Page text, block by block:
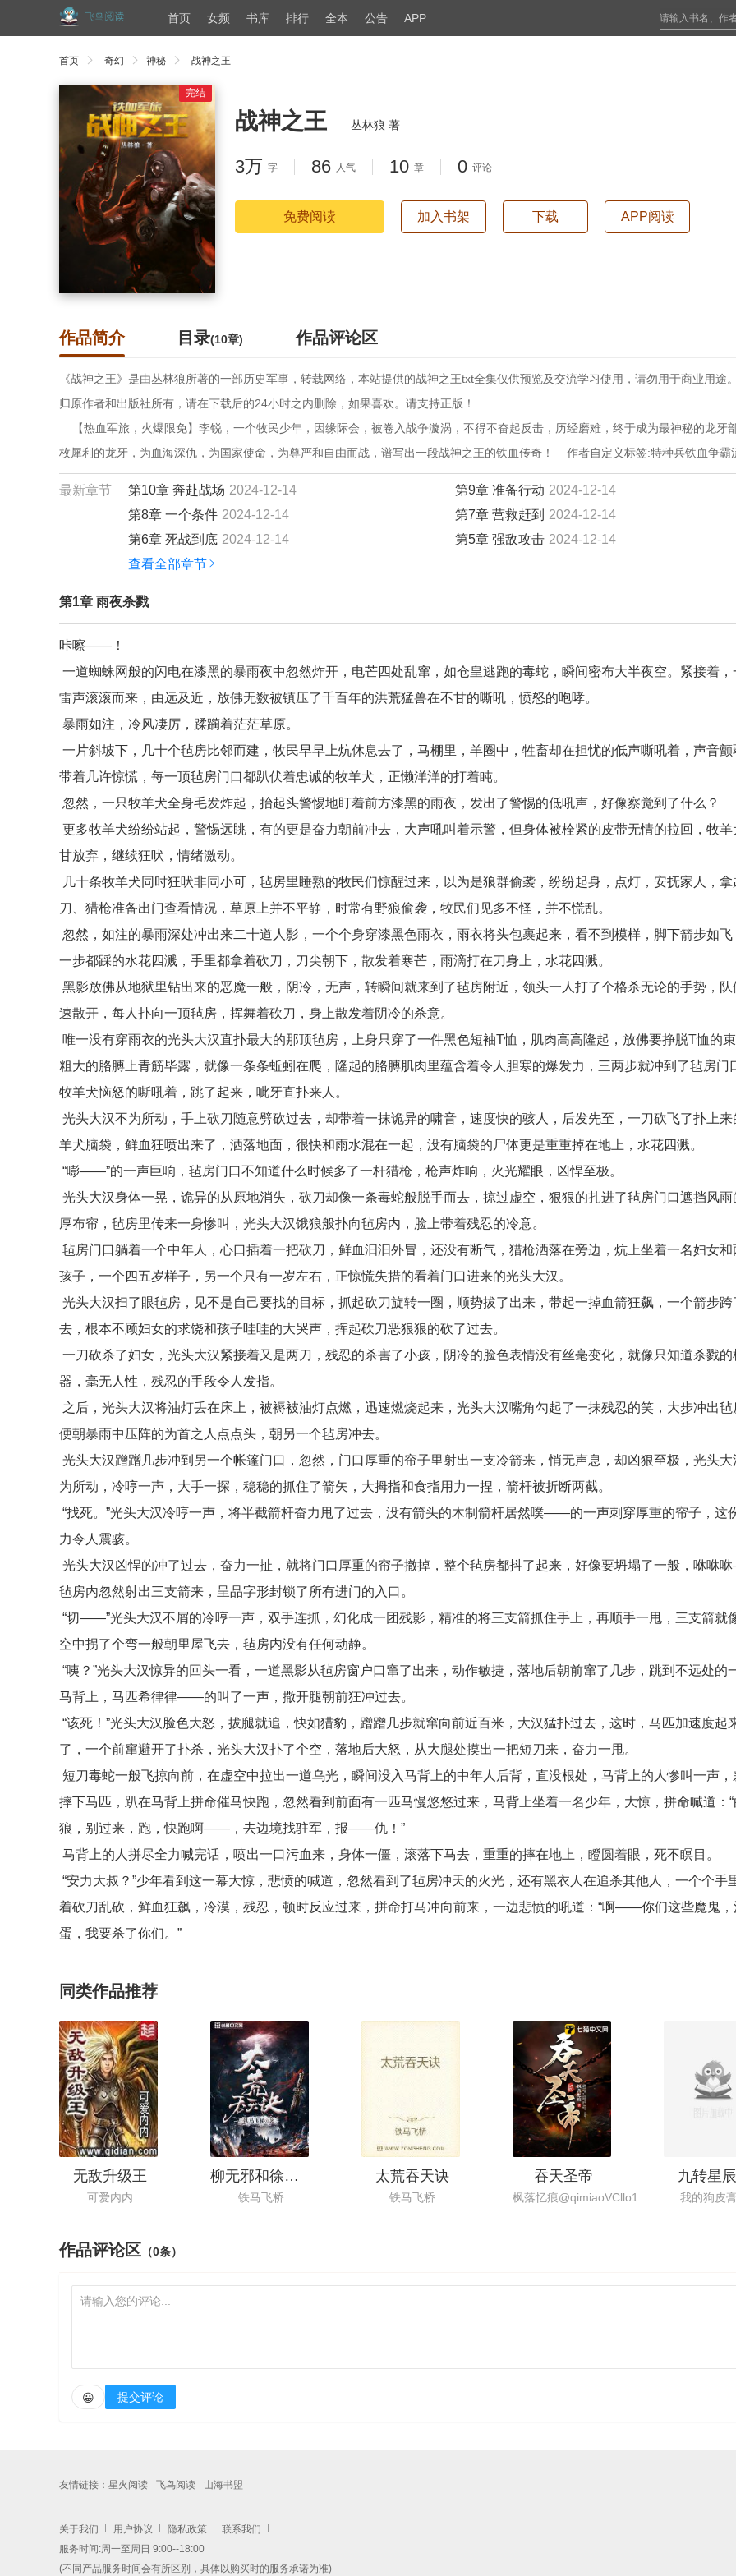
首页 女频 书库 排行 全本 公告 APP
首页 奇幻 神秘 战神之王
完结
战神之王 丛林狼 著
3万 字 86 人气 10 章 0 评论
免费阅读 加入书架 下载 APP阅读
作品简介 目录(10章) 作品评论区
《战神之王》是由丛林狼所著的一部历史军事，转载网络，本站提供的战神之王txt全集仅供预览及交流学习使用，请勿用于商业用途
归原作者和出版社所有，请在下载后的24小时之内删除，如果喜欢。请支持正版！
【热血军旅，火爆限免】李锐，一个牧民少年，因缘际会，被卷入战争漩涡，不得不奋起反击，历经磨难，终于成为最神秘的龙牙
枚犀利的龙牙，为血海深仇，为国家使命，为尊严和自由而战，谱写出一段战神之王的铁血传奇！    作者自定义标签:特种兵铁血争霸
最新章节 第10章 奔赴战场 2024-12-14 第9章 准备行动 2024-12-14
第8章 一个条件 2024-12-14 第7章 营救赶到 2024-12-14
第6章 死战到底 2024-12-14 第5章 强敌攻击 2024-12-14
查看全部章节
第1章 雨夜杀戮
咔嚓——！
一道蜘蛛网般的闪电在漆黑的暴雨夜中忽然炸开，电芒四处乱窜，如仓皇逃跑的毒蛇，瞬间密布大半夜空。紧接着，
雷声滚滚而来，由远及近，放佛无数被镇压了千百年的洪荒猛兽在不甘的嘶吼，愤怒的咆哮。
暴雨如注，冷风凄厉，蹂躏着茫茫草原。
一片斜坡下，几十个毡房比邻而建，牧民早早上炕休息去了，马棚里，羊圈中，牲畜却在担忧的低声嘶吼着，声音颤
带着几许惊慌，每一顶毡房门口都趴伏着忠诚的牧羊犬，正懒洋洋的打着盹。
忽然，一只牧羊犬全身毛发炸起，抬起头警惕地盯着前方漆黑的雨夜，发出了警惕的低吼声，好像察觉到了什么？
更多牧羊犬纷纷站起，警惕远眺，有的更是奋力朝前冲去，大声吼叫着示警，但身体被栓紧的皮带无情的拉回，牧羊
甘放弃，继续狂吠，情绪激动。
几十条牧羊犬同时狂吠非同小可，毡房里睡熟的牧民们惊醒过来，以为是狼群偷袭，纷纷起身，点灯，安抚家人，拿
刀、猎枪准备出门查看情况，草原上并不平静，时常有野狼偷袭，牧民们见多不怪，并不慌乱。
忽然，如注的暴雨深处冲出来二十道人影，一个个身穿漆黑色雨衣，雨衣将头包裹起来，看不到模样，脚下箭步如飞
一步都踩的水花四溅，手里都拿着砍刀，刀尖朝下，散发着寒芒，雨滴打在刀身上，水花四溅。
黑影放佛从地狱里钻出来的恶魔一般，阴冷，无声，转瞬间就来到了毡房附近，领头一人打了个格杀无论的手势，队
速散开，每人扑向一顶毡房，挥舞着砍刀，身上散发着阴冷的杀意。
唯一没有穿雨衣的光头大汉直扑最大的那顶毡房，上身只穿了一件黑色短袖T恤，肌肉高高隆起，放佛要挣脱T恤的束
粗大的胳膊上青筋毕露，就像一条条蚯蚓在爬，隆起的胳膊肌肉里蕴含着令人胆寒的爆发力，三两步就冲到了毡房门
牧羊犬恼怒的嘶吼着，跳了起来，呲牙直扑来人。
光头大汉不为所动，手上砍刀随意劈砍过去，却带着一抹诡异的啸音，速度快的骇人，后发先至，一刀砍飞了扑上来
羊犬脑袋，鲜血狂喷出来了，洒落地面，很快和雨水混在一起，没有脑袋的尸体更是重重掉在地上，水花四溅。
“嘭——”的一声巨响，毡房门口不知道什么时候多了一杆猎枪，枪声炸响，火光耀眼，凶悍至极。
光头大汉身体一晃，诡异的从原地消失，砍刀却像一条毒蛇般脱手而去，掠过虚空，狠狠的扎进了毡房门口遮挡风雨
厚布帘，毡房里传来一身惨叫，光头大汉饿狼般扑向毡房内，脸上带着残忍的冷意。
毡房门口躺着一个中年人，心口插着一把砍刀，鲜血汩汩外冒，还没有断气，猎枪洒落在旁边，炕上坐着一名妇女和
孩子，一个四五岁样子，另一个只有一岁左右，正惊慌失措的看着门口进来的光头大汉。
光头大汉扫了眼毡房，见不是自己要找的目标，抓起砍刀旋转一圈，顺势拔了出来，带起一掉血箭狂飙，一个箭步跨
去，根本不顾妇女的求饶和孩子哇哇的大哭声，挥起砍刀恶狠狠的砍了过去。
一刀砍杀了妇女，光头大汉紧接着又是两刀，残忍的杀害了小孩，阴冷的脸色表情没有丝毫变化，就像只知道杀戮的
器，毫无人性，残忍的手段令人发指。
之后，光头大汉将油灯丢在床上，被褥被油灯点燃，迅速燃烧起来，光头大汉嘴角勾起了一抹残忍的笑，大步冲出毡
便朝暴雨中压阵的为首之人点点头，朝另一个毡房冲去。
光头大汉蹭蹭几步冲到另一个帐篷门口，忽然，门口厚重的帘子里射出一支冷箭来，悄无声息，却凶狠至极，光头大
为所动，冷哼一声，大手一探，稳稳的抓住了箭矢，大拇指和食指用力一捏，箭杆被折断两截。
“找死。”光头大汉冷哼一声，将半截箭杆奋力甩了过去，没有箭头的木制箭杆居然噗——的一声刺穿厚重的帘子，这
力令人震骇。
光头大汉凶悍的冲了过去，奋力一扯，就将门口厚重的帘子撤掉，整个毡房都抖了起来，好像要坍塌了一般，咻咻
毡房内忽然射出三支箭来，呈品字形封锁了所有进门的入口。
“切——”光头大汉不屑的冷哼一声，双手连抓，幻化成一团残影，精准的将三支箭抓住手上，再顺手一甩，三支箭就
空中拐了个弯一般朝里屋飞去，毡房内没有任何动静。
“咦？”光头大汉惊异的回头一看，一道黑影从毡房窗户口窜了出来，动作敏捷，落地后朝前窜了几步，跳到不远处的
马背上，马匹希律律——的叫了一声，撒开腿朝前狂冲过去。
“该死！”光头大汉脸色大怒，拔腿就追，快如猎豹，蹭蹭几步就窜向前近百米，大汉猛扑过去，这时，马匹加速度起
了，一个前窜避开了扑杀，光头大汉扑了个空，落地后大怒，从大腿处摸出一把短刀来，奋力一甩。
短刀毒蛇一般飞掠向前，在虚空中拉出一道乌光，瞬间没入马背上的中年人后背，直没根处，马背上的人惨叫一声，
摔下马匹，趴在马背上拼命催马快跑，忽然看到前面有一匹马慢悠悠过来，马背上坐着一名少年，大惊，拼命喊道：“
狼，别过来，跑，快跑啊——，去边境找驻军，报——仇！”
马背上的人拼尽全力喊完话，喷出一口污血来，身体一僵，滚落下马去，重重的摔在地上，瞪圆着眼，死不瞑目。
“安力大叔？”少年看到这一幕大惊，悲愤的喊道，忽然看到了毡房冲天的火光，还有黑衣人在追杀其他人，一个个手
着砍刀乱砍，鲜血狂飙，冷漠，残忍，顿时反应过来，拼命打马冲向前来，一边悲愤的吼道：“啊——你们这些魔鬼，
蛋，我要杀了你们。”
同类作品推荐
无敌升级王
可爱内内
柳无邪和徐凌雪的小说
铁马飞桥
太荒吞天诀
铁马飞桥
吞天圣帝
枫落忆痕@qimiaoVCllo1
九转星
我的狗皮
作品评论区 （0条）
😀 提交评论
友情链接： 星火阅读 飞鸟阅读 山海书盟
关于我们 用户协议 隐私政策
联系我们
服务时间:周一至周日 9:00--18:00
(不同产品服务时间会有所区别，具体以购买时的服务承诺为准)